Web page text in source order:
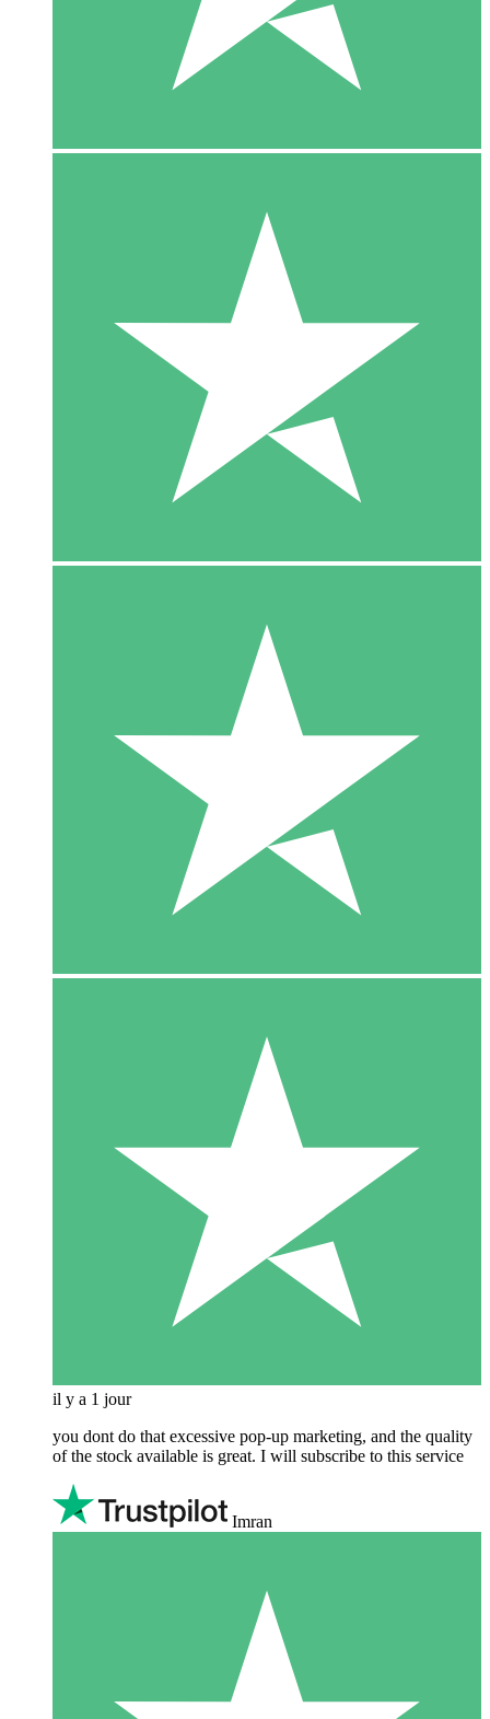
il y a 1 jour
you dont do that excessive pop-up marketing, and the quality
of the stock available is great. I will subscribe to this service
Imran